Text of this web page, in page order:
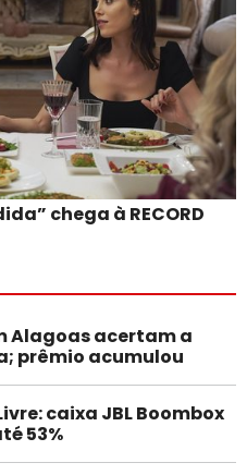
chega à RECORD
Alagoas acertam a
prêmio acumulou
caixa JBL Boombox
53%